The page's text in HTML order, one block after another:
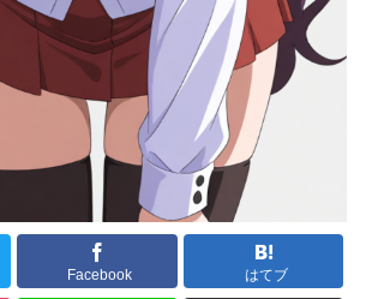
Facebook はてブ